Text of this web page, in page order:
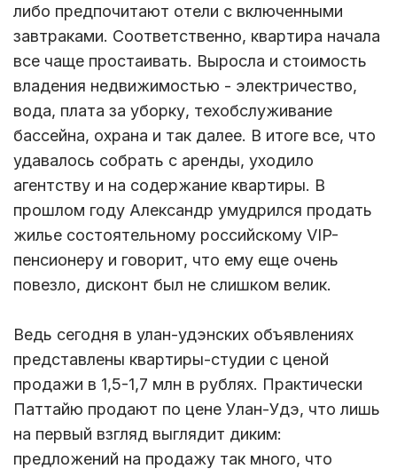
либо предпочитают отели с включенными
завтраками. Соответственно, квартира начала
все чаще простаивать. Выросла и стоимость
владения недвижимостью - электричество,
вода, плата за уборку, техобслуживание
бассейна, охрана и так далее. В итоге все, что
удавалось собрать с аренды, уходило
агентству и на содержание квартиры. В
прошлом году Александр умудрился продать
жилье состоятельному российскому VIP-
пенсионеру и говорит, что ему еще очень
повезло, дисконт был не слишком велик.
Ведь сегодня в улан-удэнских объявлениях
представлены квартиры-студии с ценой
продажи в 1,5-1,7 млн в рублях. Практически
Паттайю продают по цене Улан-Удэ, что лишь
на первый взгляд выглядит диким:
предложений на продажу так много, что